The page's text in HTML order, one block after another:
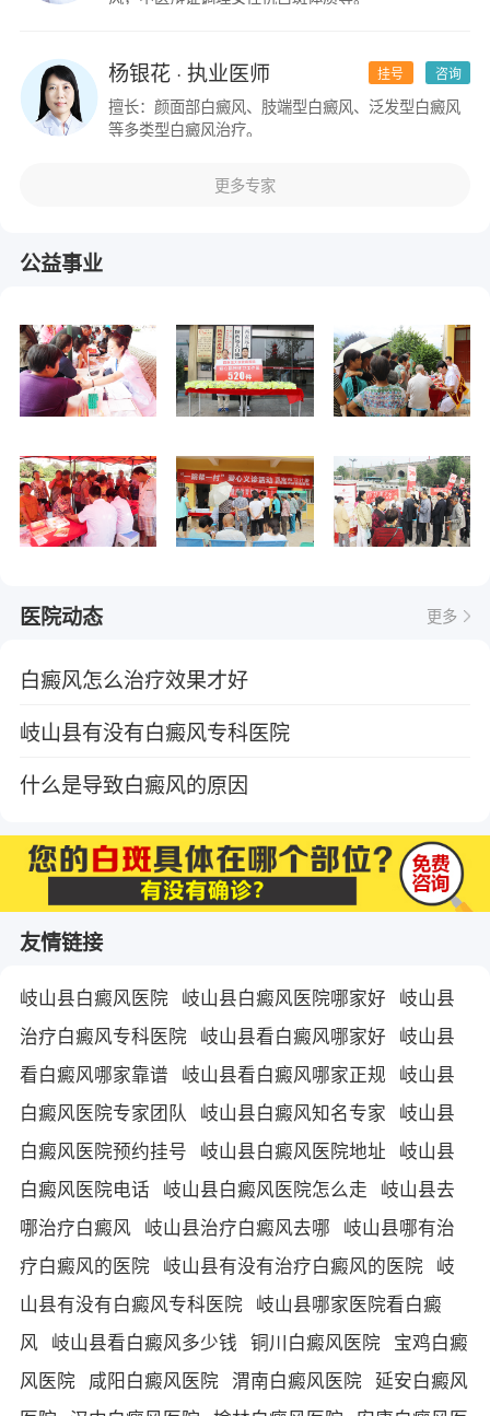
咨询
挂号
杨银花· 执业医师
擅长：颜面部白癜风、肢端型白癜风、泛发型白癜风
等多类型白癜风治疗。
更多专家
公益事业
医院动态 更多
白癜风怎么治疗效果才好
岐山县有没有白癜风专科医院
什么是导致白癜风的原因
友情链接
岐山县白癜风医院 岐山县白癜风医院哪家好 岐山县
治疗白癜风专科医院 岐山县看白癜风哪家好 岐山县
看白癜风哪家靠谱 岐山县看白癜风哪家正规 岐山县
白癜风医院专家团队
岐山县白癜风知名专家 岐山县
白癜风医院预约挂号 岐山县白癜风医院地址 岐山县
白癜风医院电话 岐山县白癜风医院怎么走 岐山县去
哪治疗白癜风 岐山县治疗白癜风去哪 岐山县哪有治
疗白癜风的医院 岐山县有没有治疗白癜风的医院 岐
山县有没有白癜风专科医院 岐山县哪家医院看白癜
风 岐山县看白癜风多少钱 铜川白癜风医院 宝鸡白癜
风医院 咸阳白癜风医院 渭南白癜风医院 延安白癜风